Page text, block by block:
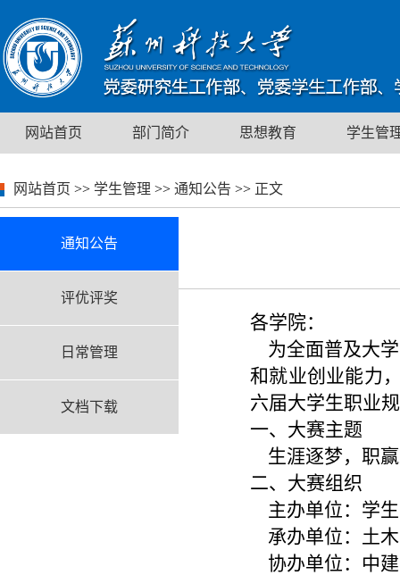
网站首页 部门简介 思想教育 学生管
网站首页 >> 学生管理 >> 通知公告 >> 正文
通知公告
评优评奖
日常管理
文档下载
各学院：
为全面普及大
和就业创业能力
六届大学生职业
一、大赛主题
生涯逐梦，职
二、大赛组织
主办单位：学
承办单位：土
协办单位：中